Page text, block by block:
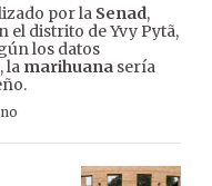
por la Senad,
el distrito de Yvy Pytã,
los datos
la marihuana sería